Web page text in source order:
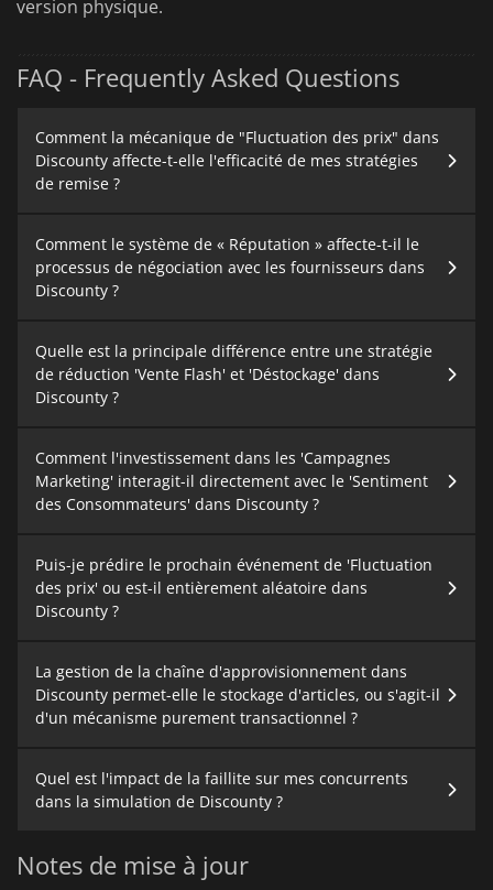
version physique.
FAQ - Frequently Asked Questions
Comment la mécanique de "Fluctuation des prix" dans
Discounty affecte-t-elle l'efficacité de mes stratégies
de remise ?
Comment le système de « Réputation » affecte-t-il le
processus de négociation avec les fournisseurs dans
Discounty ?
Quelle est la principale différence entre une stratégie
de réduction 'Vente Flash' et 'Déstockage' dans
Discounty ?
Comment l'investissement dans les 'Campagnes
Marketing' interagit-il directement avec le 'Sentiment
des Consommateurs' dans Discounty ?
Puis-je prédire le prochain événement de 'Fluctuation
des prix' ou est-il entièrement aléatoire dans
Discounty ?
La gestion de la chaîne d'approvisionnement dans
Discounty permet-elle le stockage d'articles, ou s'agit-il
d'un mécanisme purement transactionnel ?
Quel est l'impact de la faillite sur mes concurrents
dans la simulation de Discounty ?
Notes de mise à jour